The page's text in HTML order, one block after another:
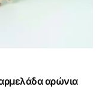
αρώνια